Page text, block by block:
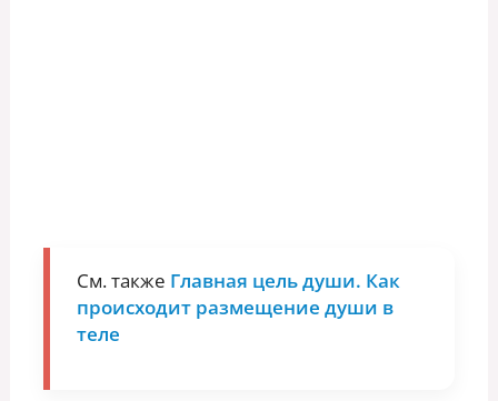
См. также Главная цель души. Как
происходит размещение души в
теле